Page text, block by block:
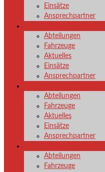
Einsätze
Ansprechpartner
Abteilungen
Fahrzeuge
Aktuelles
Einsätze
Ansprechpartner
Abteilungen
Fahrzeuge
Aktuelles
Einsätze
Ansprechpartner
Abteilungen
Fahrzeuge